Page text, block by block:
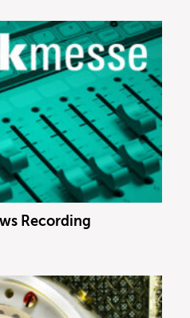
Recording